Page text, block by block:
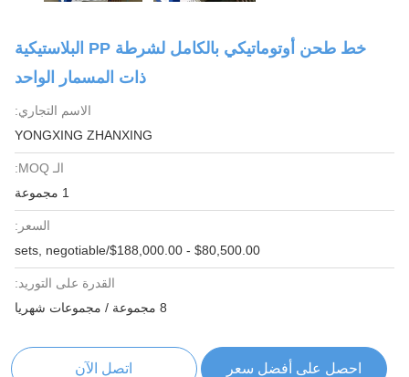
خط طحن أوتوماتيكي بالكامل لشرطة PP البلاستيكية
ذات المسمار الواحد
الاسم التجاري:
YONGXING ZHANXING
الـ MOQ:
1 مجموعة
السعر:
$80,500.00 - $188,000.00/sets, negotiable
القدرة على التوريد:
8 مجموعة / مجموعات شهريا
احصل على أفضل سعر اتصل الآن